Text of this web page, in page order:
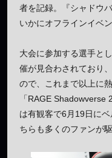
者を記録。『シャドウ
いかにオフラインイベ
大会に参加する選手と
催が見合わされており
ので、これまで以上に
「RAGE Shadowverse
は有観客で6月19日に
ちらも多くのファンが